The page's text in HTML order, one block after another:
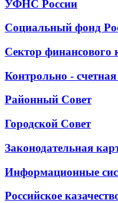
УФНС России
Социальный фонд
Сектор финансового
Контрольно -
Районный Совет
Городской Совет
Законодательная
Информационные
Российское